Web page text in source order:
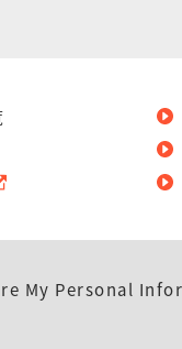
My Personal